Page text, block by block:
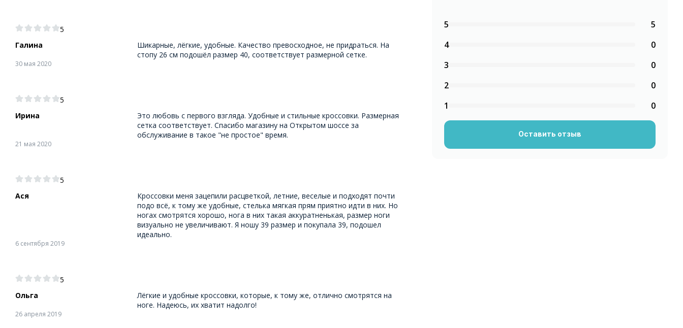
5
Галина
30 мая 2020
Шикарные, лёгкие, удобные. Качество превосходное, не придраться. На
стопу 26 см подошёл размер 40, соответствует размерной сетке.
5
Ирина
21 мая 2020
Это любовь с первого взгляда. Удобные и стильные кроссовки. Размерная
сетка соответствует. Спасибо магазину на Открытом шоссе за
обслуживание в такое "не простое" время.
5
Ася
6 сентября 2019
Кроссовки меня зацепили расцветкой, летние, веселые и подходят почти
подо всё, к тому же удобные, стелька мягкая прям приятно идти в них. Но
ногах смотрятся хорошо, нога в них такая аккуратненькая, размер ноги
визуально не увеличивают. Я ношу 39 размер и покупала 39, подошел
идеально.
5
Ольга
26 апреля 2019
Лёгкие и удобные кроссовки, которые, к тому же, отлично смотрятся на
ноге. Надеюсь, их хватит надолго!
5
5
4
0
3
0
2
0
1
0
Оставить отзыв